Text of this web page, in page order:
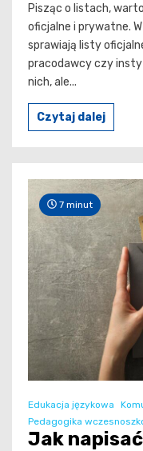
Pisząc o listach,
oficjalne i prywatne.
sprawiają listy
pracodawcy czy
nich, ale...
Czytaj dalej
7 minut
Edukacja językowa
Pedagogika
Jak